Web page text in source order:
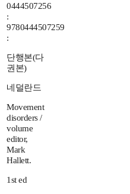
0444507256
:
9780444507259
:
단행본(다
권본)
네덜란드
Movement
disorders /
volume
editor,
Mark
Hallett.
1st ed